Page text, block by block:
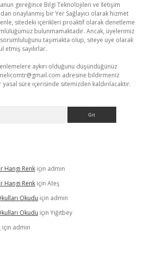
gereğince Bilgi Teknolojileri ve İletişim
onaylanmış bir Yer Sağlayıcı olarak hizmet
sitedeki içerikleri proaktif olarak denetleme
bulunmamaktadır. Ancak, üyelerimiz
taşımakta olup, siteye üye olarak
etmiş sayılırlar.
aykırı olduğunu düşündüğünüz
adresine bildirmeniz
süre içerisinde sitemizden kaldırılacaktır.
Hangi Renk için admin
Hangi Renk için Ateş
Okudu için admin
Okudu için Yiğitbey
için admin